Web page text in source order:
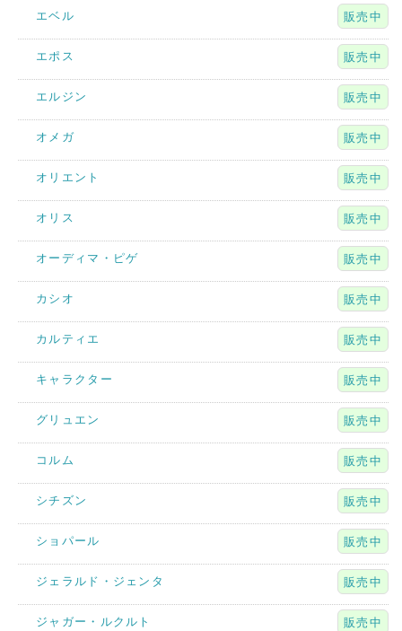
エベル 販売中
エポス 販売中
エルジン 販売中
オメガ 販売中
オリエント 販売中
オリス 販売中
オーディマ・ピゲ 販売中
カシオ 販売中
カルティエ 販売中
キャラクター 販売中
グリュエン 販売中
コルム 販売中
シチズン 販売中
ショパール 販売中
ジェラルド・ジェンタ 販売中
ジャガー・ルクルト 販売中